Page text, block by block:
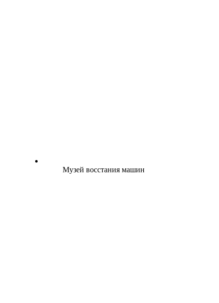
Музей восстания машин